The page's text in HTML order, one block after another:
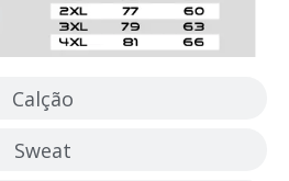
Calção
Sweat